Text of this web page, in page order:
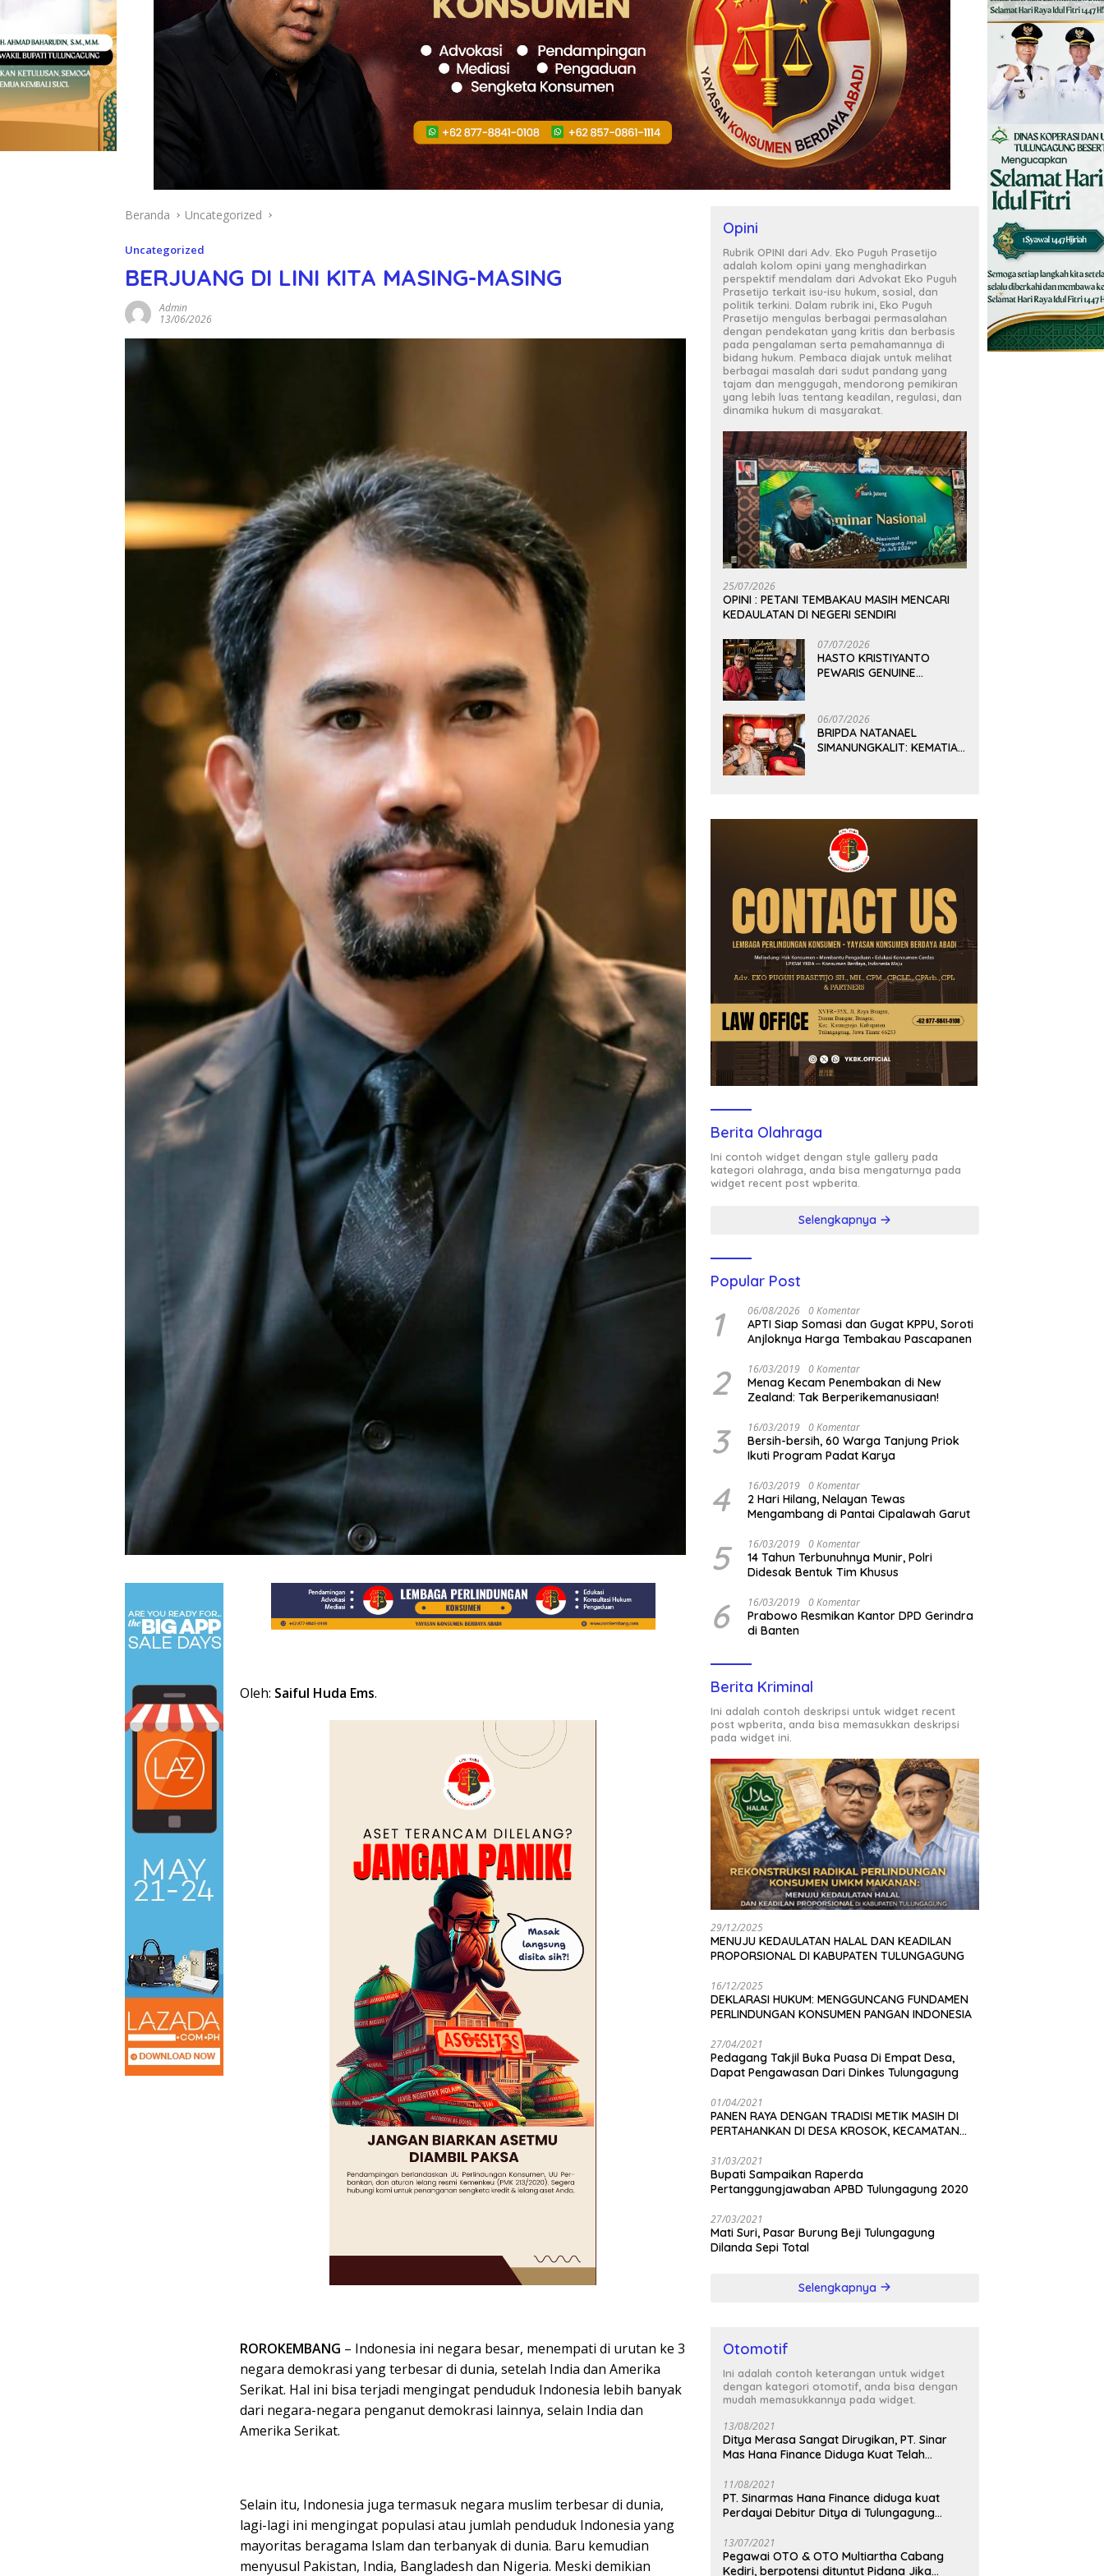
Beranda Uncategorized
Uncategorized
BERJUANG DI LINI KITA MASING-MASING
Admin
13/06/2026
Oleh: Saiful Huda Ems.
ROROKEMBANG – Indonesia ini negara besar, menempati di urutan ke 3
negara demokrasi yang terbesar di dunia, setelah India dan Amerika
Serikat. Hal ini bisa terjadi mengingat penduduk Indonesia lebih banyak
dari negara-negara penganut demokrasi lainnya, selain India dan
Amerika Serikat.
Selain itu, Indonesia juga termasuk negara muslim terbesar di dunia,
lagi-lagi ini mengingat populasi atau jumlah penduduk Indonesia yang
mayoritas beragama Islam dan terbanyak di dunia. Baru kemudian
menyusul Pakistan, India, Bangladesh dan Nigeria. Meski demikian
Opini
Rubrik OPINI dari Adv. Eko Puguh Prasetijo
adalah kolom opini yang menghadirkan
perspektif mendalam dari Advokat Eko Puguh
Prasetijo terkait isu-isu hukum, sosial, dan
politik terkini. Dalam rubrik ini, Eko Puguh
Prasetijo mengulas berbagai permasalahan
dengan pendekatan yang kritis dan berbasis
pada pengalaman serta pemahamannya di
bidang hukum. Pembaca diajak untuk melihat
berbagai masalah dari sudut pandang yang
tajam dan menggugah, mendorong pemikiran
yang lebih luas tentang keadilan, regulasi, dan
dinamika hukum di masyarakat.
25/07/2026
OPINI : PETANI TEMBAKAU MASIH MENCARI
KEDAULATAN DI NEGERI SENDIRI
07/07/2026
HASTO KRISTIYANTO
PEWARIS GENUINE
06/07/2026
BRIPDA NATANAEL
SIMANUNGKALIT: KEMATIAN
Berita Olahraga
Ini contoh widget dengan style gallery pada
kategori olahraga, anda bisa mengaturnya pada
widget recent post wpberita.
Selengkapnya
Popular Post
1 06/08/2026 0 Komentar
APTI Siap Somasi dan Gugat KPPU, Soroti
Anjloknya Harga Tembakau Pascapanen
2 16/03/2019 0 Komentar
Menag Kecam Penembakan di New
Zealand: Tak Berperikemanusiaan!
3 16/03/2019 0 Komentar
Bersih-bersih, 60 Warga Tanjung Priok
Ikuti Program Padat Karya
4 16/03/2019 0 Komentar
2 Hari Hilang, Nelayan Tewas
Mengambang di Pantai Cipalawah Garut
5 16/03/2019 0 Komentar
14 Tahun Terbunuhnya Munir, Polri
Didesak Bentuk Tim Khusus
6 16/03/2019 0 Komentar
Prabowo Resmikan Kantor DPD Gerindra
di Banten
Berita Kriminal
Ini adalah contoh deskripsi untuk widget recent
post wpberita, anda bisa memasukkan deskripsi
pada widget ini.
29/12/2025
MENUJU KEDAULATAN HALAL DAN KEADILAN
PROPORSIONAL DI KABUPATEN TULUNGAGUNG
16/12/2025
DEKLARASI HUKUM: MENGGUNCANG FUNDAMEN
PERLINDUNGAN KONSUMEN PANGAN INDONESIA
27/04/2021
Pedagang Takjil Buka Puasa Di Empat Desa,
Dapat Pengawasan Dari Dinkes Tulungagung
01/04/2021
PANEN RAYA DENGAN TRADISI METIK MASIH DI
PERTAHANKAN DI DESA KROSOK, KECAMATAN
31/03/2021
Bupati Sampaikan Raperda
Pertanggungjawaban APBD Tulungagung 2020
27/03/2021
Mati Suri, Pasar Burung Beji Tulungagung
Dilanda Sepi Total
Selengkapnya
Otomotif
Ini adalah contoh keterangan untuk widget
dengan kategori otomotif, anda bisa dengan
mudah memasukkannya pada widget.
13/08/2021
Ditya Merasa Sangat Dirugikan, PT. Sinar
Mas Hana Finance Diduga Kuat Telah
11/08/2021
PT. Sinarmas Hana Finance diduga kuat
Perdayai Debitur Ditya di Tulungagung
13/07/2021
Pegawai OTO & OTO Multiartha Cabang
Kediri, berpotensi dituntut Pidana Jika